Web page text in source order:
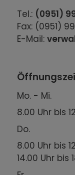
Tel.: (0951)
Fax: (0951)
E-Mail:
Mo. - Mi.
8.00 Uhr bis
Do.
8.00 Uhr bis
14.00 Uhr bis